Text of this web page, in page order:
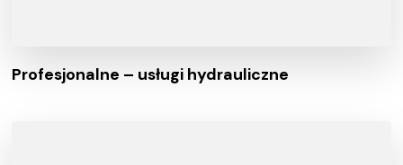
Profesjonalne – usługi hydrauliczne